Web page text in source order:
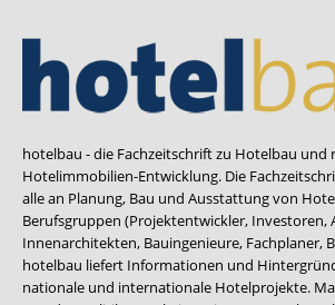
hotelbau - die Fachzeitschrift zu Hotelbau und
Hotelimmobilien-Entwicklung. Die
alle an Planung, Bau und Ausstattung von
Berufsgruppen (Projektentwickler, Investoren,
Innenarchitekten, Bauingenieure, Fachplaner,
hotelbau liefert Informationen und
nationale und internationale Hotelprojekte.